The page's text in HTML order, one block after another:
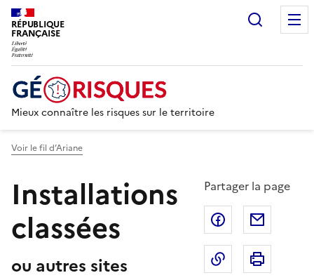
RÉPUBLIQUE
FRANÇAISE
Mieux connaître les risques sur le territoire
Voir le fil d’Ariane
Installations
classées
ou autres sites
Partager la page
Partager sur
Copier dans